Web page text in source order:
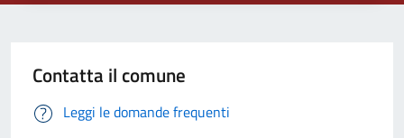
Contatta il comune
Leggi le domande frequenti